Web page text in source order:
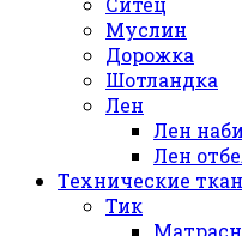
Муслин
Дорожка
Шотландка
Лен
Лен
Лен
Технические
Тик